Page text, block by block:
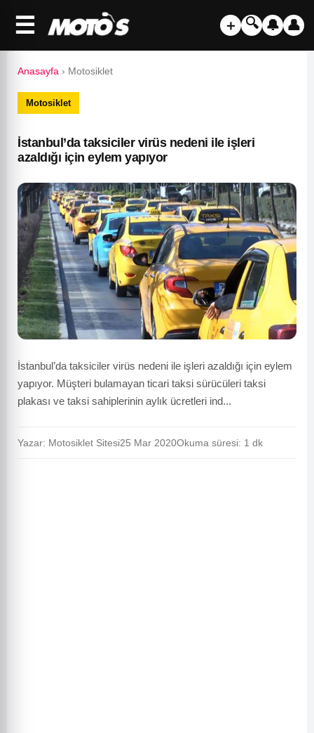
☰ ＋ 🔍 🔔 👤
Anasayfa › Motosiklet
Motosiklet
İstanbul’da taksiciler virüs nedeni ile işleri
azaldığı için eylem yapıyor
İstanbul’da taksiciler virüs nedeni ile işleri azaldığı için eylem
yapıyor. Müşteri bulamayan ticari taksi sürücüleri taksi
plakası ve taksi sahiplerinin aylık ücretleri ind...
Yazar: Motosiklet Sitesi25 Mar 2020Okuma süresi: 1 dk